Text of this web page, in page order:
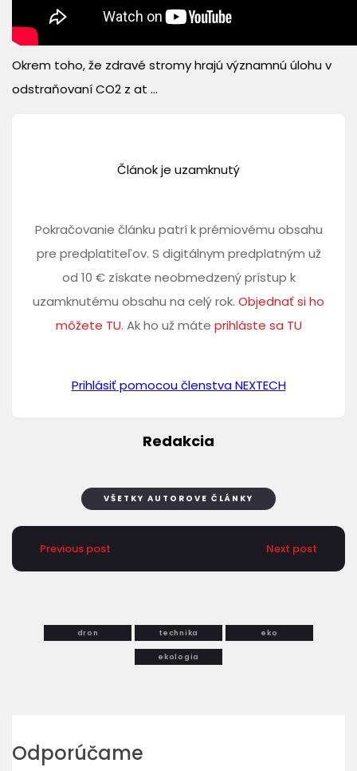
Okrem toho, že zdravé stromy hrajú významnú úlohu v
odstraňovaní CO2 z at ...
Článok je uzamknutý
Pokračovanie článku patrí k prémiovému obsahu
pre predplatiteľov. S digitálnym predplatným už
od 10 € získate neobmedzený prístup k
uzamknutému obsahu na celý rok. Objednať si ho
môžete TU. Ak ho už máte prihláste sa TU
Prihlásiť pomocou členstva NEXTECH
Redakcia
VŠETKY AUTOROVE ČLÁNKY
Previous post Next post
dron technika eko
ekologia
Odporúčame